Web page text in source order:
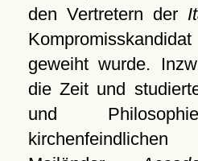
den Vertretern der
geweiht wurde.
die Zeit und
und